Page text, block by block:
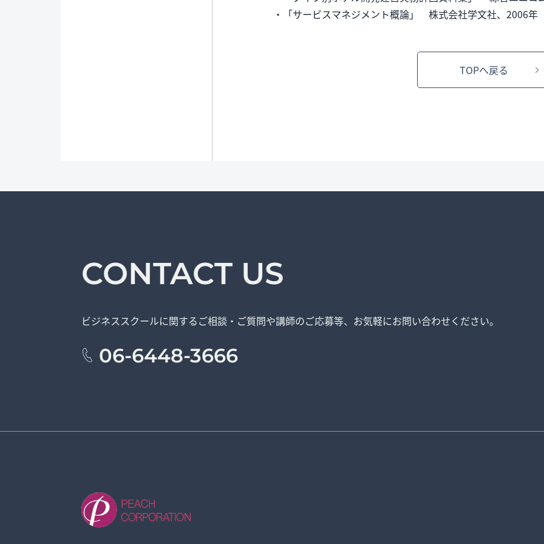
・「サービスマネジメント概論」 株式会社学文社、2006年
TOPへ戻る
CONTACT US
ビジネススクールに関するご相談・ご質問や講師のご応募等、 お気軽にお問い合わせください。
06-6448-3666